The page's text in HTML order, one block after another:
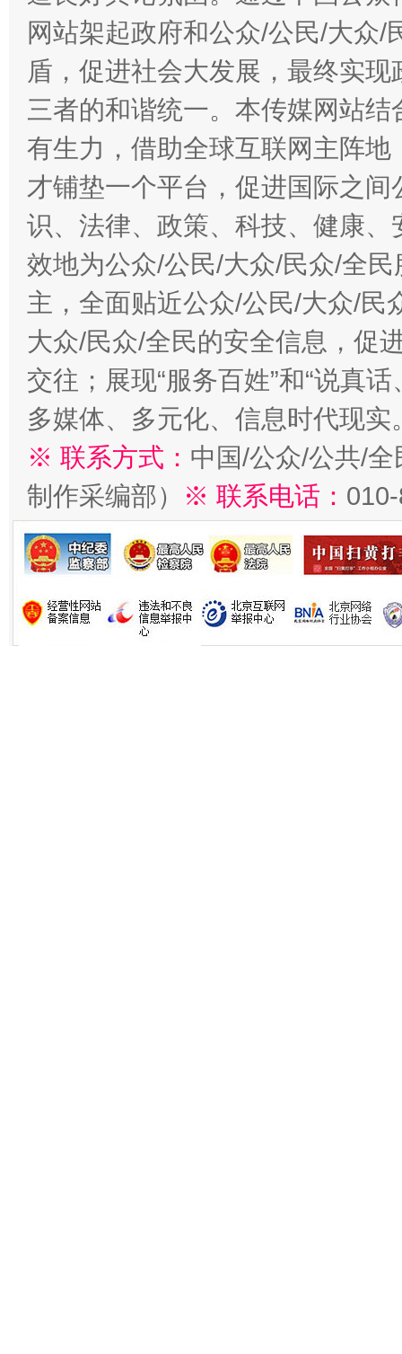
网站架起政府和公众/公民/大众
盾，促进社会大发展，最终实
三者的和谐统一。本传媒网站
有生力，借助全球互联网主阵
才铺垫一个平台，促进国际之
识、法律、政策、科技、健康
效地为公众/公民/大众/民众/全
主，全面贴近公众/公民/大众/民
大众/民众/全民的安全信息，促
交往；展现“服务百姓”和“说真
多媒体、多元化、信息时代现实
※ 联系方式： 中国/公众/公共/
制作采编部）
※ 联系电话：